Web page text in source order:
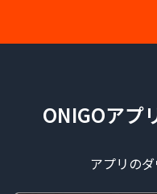
ONIGOアプ
アプリの